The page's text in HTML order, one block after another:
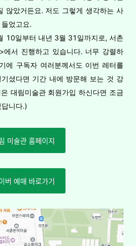
않았거든요. 저도 그렇게 생각하는 사
었고요.
10일부터 내년 3월 31일까지로, 서촌
에서 진행하고 있습니다. 너무 강렬하
에 구독자 여러분께서도 이번 레터를
셨다면 기간 내에 방문해 보는 것 강
대림미술관 회원가입 하신다면 조금
니다.)
미술관 홈페이지
버 예매 바로가기